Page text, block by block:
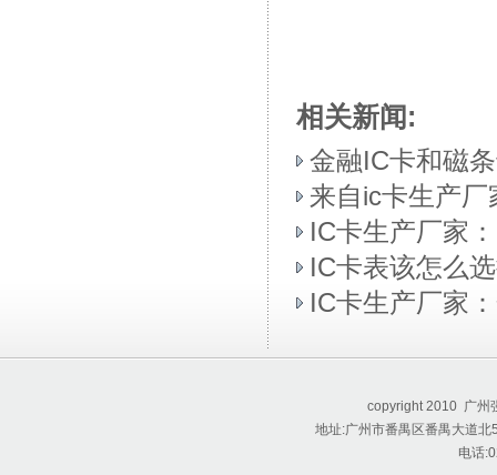
相关新闻:
金融IC卡和磁
来自ic卡生产
IC卡生产厂家
IC卡表该怎么
IC卡生产厂家
copyright 2010 广州
地址:广州市番禺区番禺大道
电话